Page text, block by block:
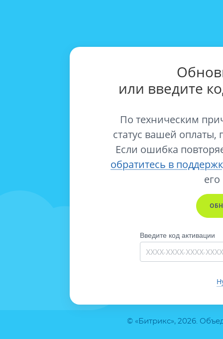
© «Битрикс», 2026.
или введите
По техническим
статус вашей оплаты,
Если ошибка
обратитесь в
его
Введите код активации